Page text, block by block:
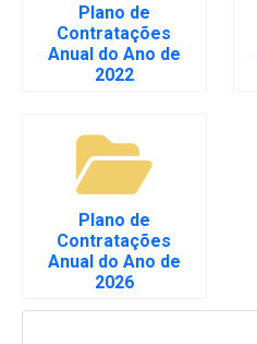
Plano de
Contratações
Anual do Ano de
2022
Plano de
Contratações
Anual do Ano de
2026